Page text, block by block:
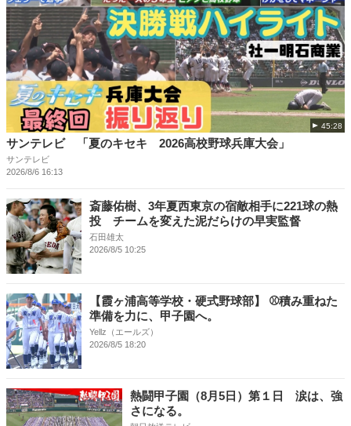
45:28
サンテレビ 「夏のキセキ 2026高校野球兵庫大会」
サンテレビ
2026/8/6 16:13
斎藤佑樹、3年夏西東京の宿敵相手に221球の熱
投 チームを変えた泥だらけの早実監督
石田雄太
2026/8/5 10:25
【霞ヶ浦高等学校・硬式野球部】 ⚾積み重ねた
準備を力に、甲子園へ。
Yellz（エールズ）
2026/8/5 18:20
熱闘甲子園（8月5日）第１日 涙は、強
さになる。